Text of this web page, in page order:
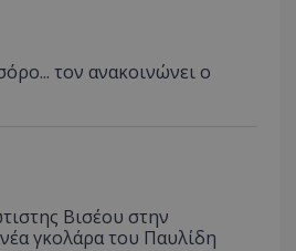
τον ανακοινώνει ο
Βισέου στην
γκολάρα του Παυλίδη